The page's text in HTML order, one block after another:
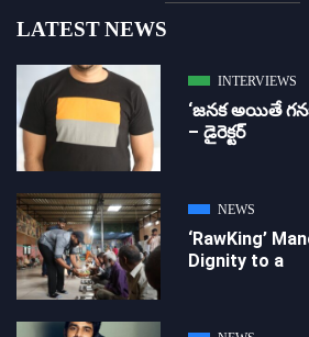
LATEST NEWS
INTERVIEWS
‘జ‌న‌క అయితే
– డైరెక్ట‌ర్
NEWS
‘RawKing’
Dignity to a